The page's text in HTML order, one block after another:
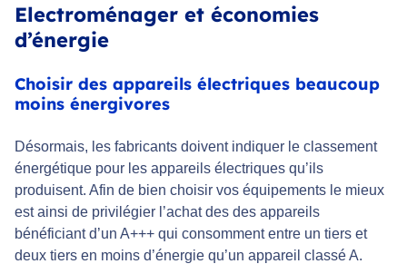
Electroménager et économies
d’énergie
Choisir des appareils électriques beaucoup
moins énergivores
Désormais, les fabricants doivent indiquer le classement
énergétique pour les appareils électriques qu’ils
produisent. Afin de bien choisir vos équipements le mieux
est ainsi de privilégier l’achat des des appareils
bénéficiant d’un A+++ qui consomment entre un tiers et
deux tiers en moins d’énergie qu’un appareil classé A.